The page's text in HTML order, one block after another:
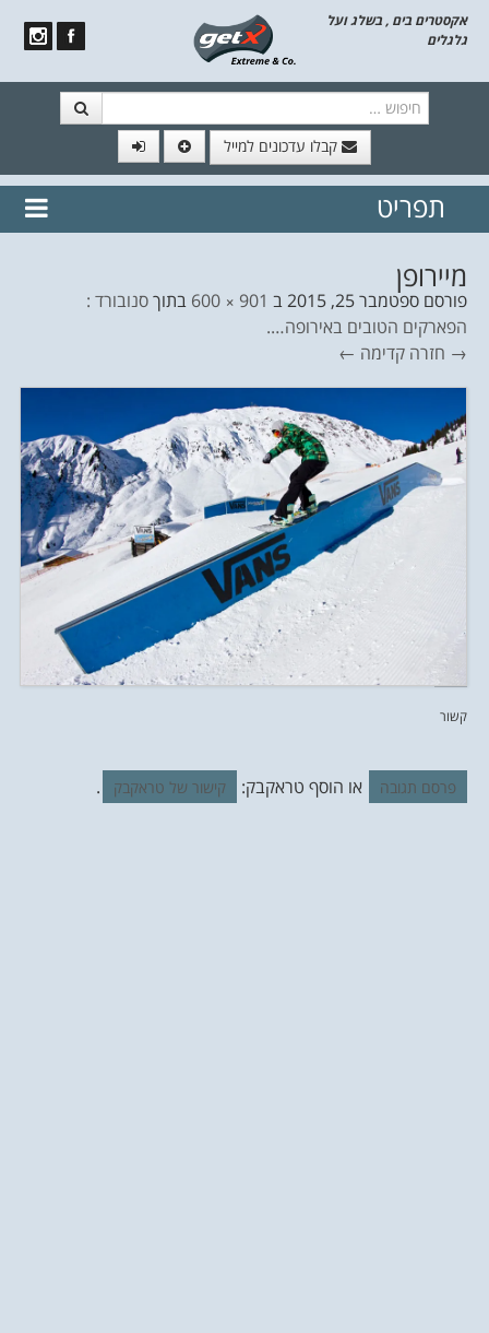
אקסטרים בים , בשלג ועל
גלגלים
קבלו עדכונים למייל
// הצטרף לרשימת תפוצה!
נשמח
תפריט
מיירופן
פורסם ספטמבר 25, 2015 ב 901 × 600 בתוךסנובורד :
הפארקים הטובים באירופה….
→ חזרה קדימה ←
קשור
פרסם תגובה או הוסף טראקבק: קישור של טראקבק .